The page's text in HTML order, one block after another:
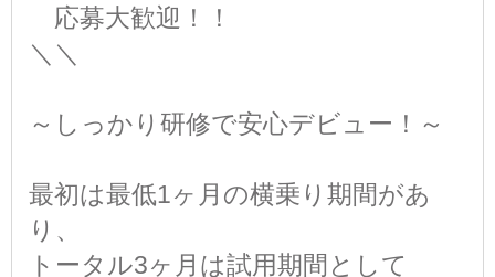
応募大歓迎！！
＼＼
～しっかり研修で安心デビュー！～
最初は最低1ヶ月の横乗り期間があ
り、
トータル3ヶ月は試用期間として